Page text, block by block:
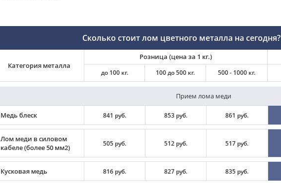
Сколько стоит лом цветного металла на сегодня?
Категория металла
Розница (цена за 1 кг.)
до 100 кг. 100 до 500 кг. 500 - 1000 кг.
Прием лома меди
Медь блеск 841 руб. 853 руб. 861 руб.
Лом меди в силовом
кабеле (более 50 мм2)
505 руб. 512 руб. 517 руб.
Кусковая медь 816 руб. 827 руб. 835 руб.